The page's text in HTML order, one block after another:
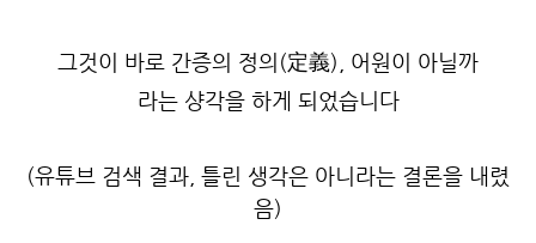
그것이 바로 간증의 정의(定義), 어원이 아닐까
라는 샹각을 하게 되었습니다
(유튜브 검색 결과, 틀린 생각은 아니라는 결론을 내렸
음)